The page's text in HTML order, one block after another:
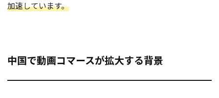
加速しています。
中国で動画コマースが拡大する背景